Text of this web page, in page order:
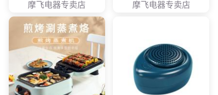
摩飞电器专卖店 摩飞电器专卖店